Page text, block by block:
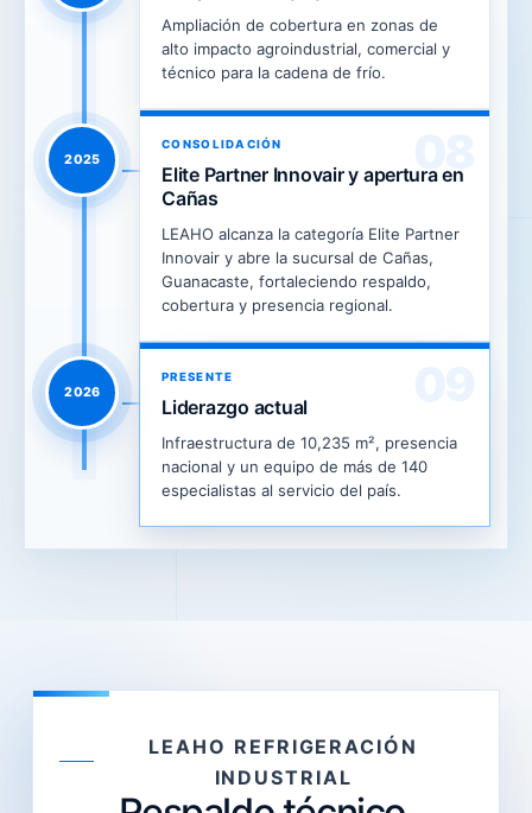
Ampliación de cobertura en zonas de
alto impacto agroindustrial, comercial y
técnico para la cadena de frío.
CONSOLIDACIÓN
Elite Partner Innovair y apertura en
Cañas
LEAHO alcanza la categoría Elite Partner
Innovair y abre la sucursal de Cañas,
Guanacaste, fortaleciendo respaldo,
cobertura y presencia regional.
2025
PRESENTE
Liderazgo actual
Infraestructura de 10,235 m², presencia
nacional y un equipo de más de 140
especialistas al servicio del país.
2026
LEAHO REFRIGERACIÓN
INDUSTRIAL